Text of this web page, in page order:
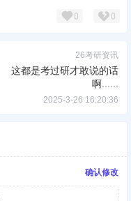
0 0
26考研资讯
这都是考过研才敢说的话
啊......
2025-3-26 16:20:36
确认修改